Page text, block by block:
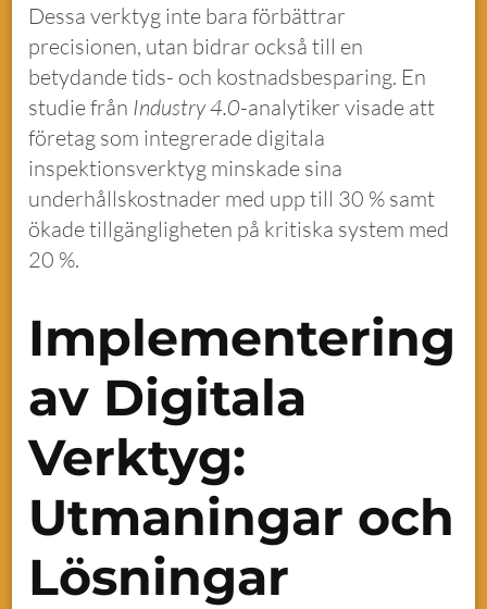
Dessa verktyg inte bara förbättrar
precisionen, utan bidrar också till en
betydande tids- och kostnadsbesparing. En
studie från Industry 4.0-analytiker visade att
företag som integrerade digitala
inspektionsverktyg minskade sina
underhållskostnader med upp till 30 % samt
ökade tillgängligheten på kritiska system med
20 %.
Implementering
av Digitala
Verktyg:
Utmaningar och
Lösningar